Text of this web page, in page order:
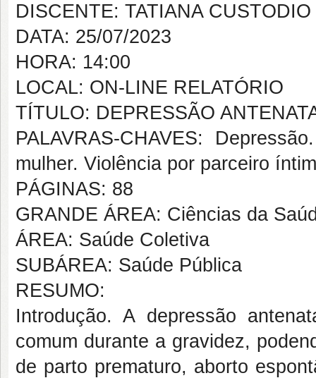
DISCENTE: TATIANA
DATA: 25/07/2023
HORA: 14:00
LOCAL: ON-LINE RELATÓRIO
TÍTULO: DEPRESSÃO
PALAVRAS-CHAVES:
mulher. Violência por parceiro
PÁGINAS: 88
GRANDE ÁREA: Ciências da
ÁREA: Saúde Coletiva
SUBÁREA: Saúde Pública
RESUMO:
Introdução. A depressão
comum durante a gravidez,
de parto prematuro, aborto